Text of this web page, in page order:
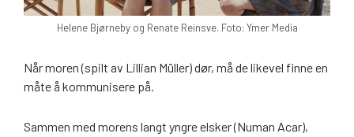
Helene Bjørneby og Renate Reinsve. Foto: Ymer Media
Når moren (spilt av Lillian Müller) dør, må de likevel finne en
måte å kommunisere på.
Sammen med morens langt yngre elsker (Numan Acar),